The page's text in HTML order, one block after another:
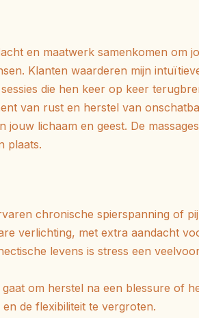
en maatwerk samenkomen om
Klanten waarderen mijn
die hen keer op keer
van rust en herstel van
jouw lichaam en geest. De
plaats.
chronische spierspanning of
verlichting, met extra aandacht
levens is stress een
om herstel na een blessure of
de flexibiliteit te vergroten.